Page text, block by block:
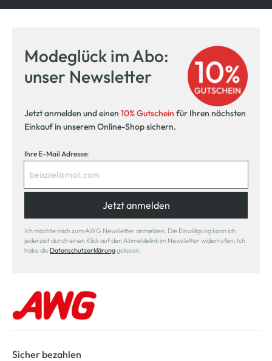
Modeglück im Abo:
unser Newsletter
Jetzt anmelden und einen 10% Gutschein für Ihren nächsten
Einkauf in unserem Online-Shop sichern.
Ihre E-Mail Adresse:
Jetzt anmelden
Ich möchte mich zum AWG Newsletter anmelden. Die Einwilligung kann ich
jederzeit durch einen Klick auf den Abmeldelink im Newsletter widerrufen. Ich
habe die Datenschutzerklärunggelesen.
Sicher bezahlen